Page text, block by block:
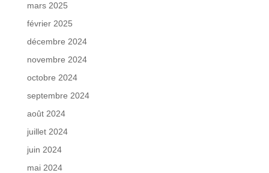
mars 2025
février 2025
décembre 2024
novembre 2024
octobre 2024
septembre 2024
août 2024
juillet 2024
juin 2024
mai 2024